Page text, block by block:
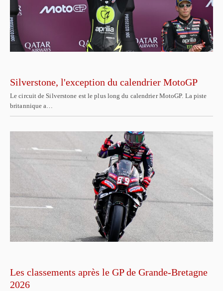
Silverstone, l'exception du calendrier MotoGP
Le circuit de Silverstone est le plus long du calendrier MotoGP. La piste
britannique a…
Les classements après le GP de Grande-Bretagne
2026